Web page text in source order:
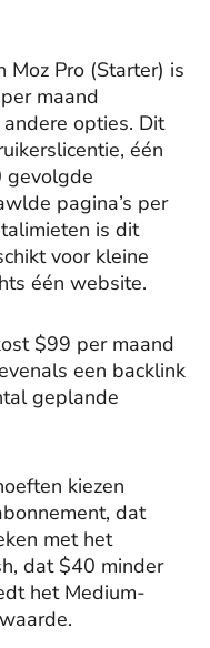
Moz Pro (Starter) is
maand
opties. Dit
één
gevolgde
pagina’s per
is dit
voor kleine
één website.
$99 per maand
een backlink
geplande
kiezen
dat
met het
dat $40 minder
het Medium-